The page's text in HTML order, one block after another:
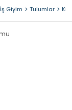
Giyim Tulumlar